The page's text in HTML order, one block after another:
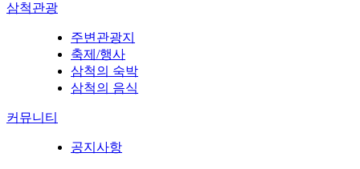
삼척관광
주변관광지
축제/행사
삼척의 숙박
삼척의 음식
커뮤니티
공지사항